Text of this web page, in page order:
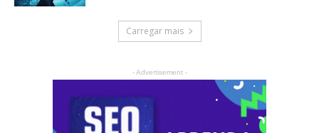
Carregar mais
- Advertisement -